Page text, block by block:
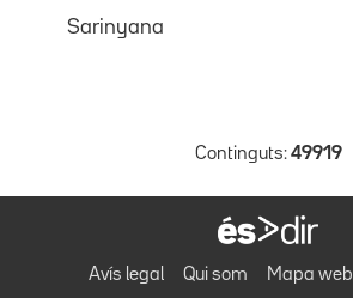
Sarinyana
Continguts: 49919
Avís legal Qui som Mapa web